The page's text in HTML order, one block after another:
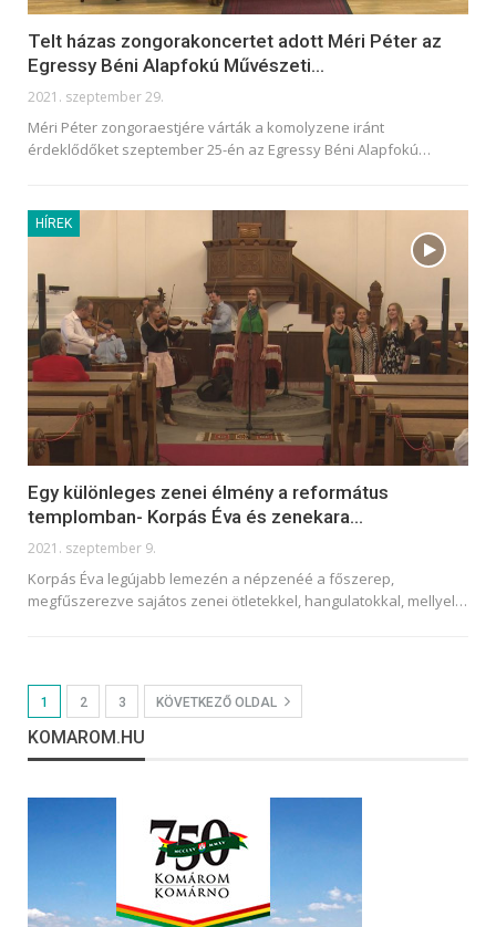
Telt házas zongorakoncertet adott Méri Péter az
Egressy Béni Alapfokú Művészeti…
2021. szeptember 29.
Méri Péter zongoraestjére várták a komolyzene iránt
érdeklődőket szeptember 25-én az Egressy Béni Alapfokú…
HÍREK
Egy különleges zenei élmény a református
templomban- Korpás Éva és zenekara…
2021. szeptember 9.
Korpás Éva legújabb lemezén a népzenéé a főszerep,
megfűszerezve sajátos zenei ötletekkel, hangulatokkal, mellyel…
1 2 3 KÖVETKEZŐ OLDAL
KOMAROM.HU